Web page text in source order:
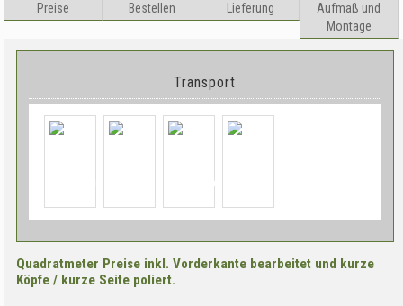
Preise Bestellen Lieferung Aufmaß und
Montage
Transport
Quadratmeter Preise inkl. Vorderkante bearbeitet und kurze
Köpfe / kurze Seite poliert.